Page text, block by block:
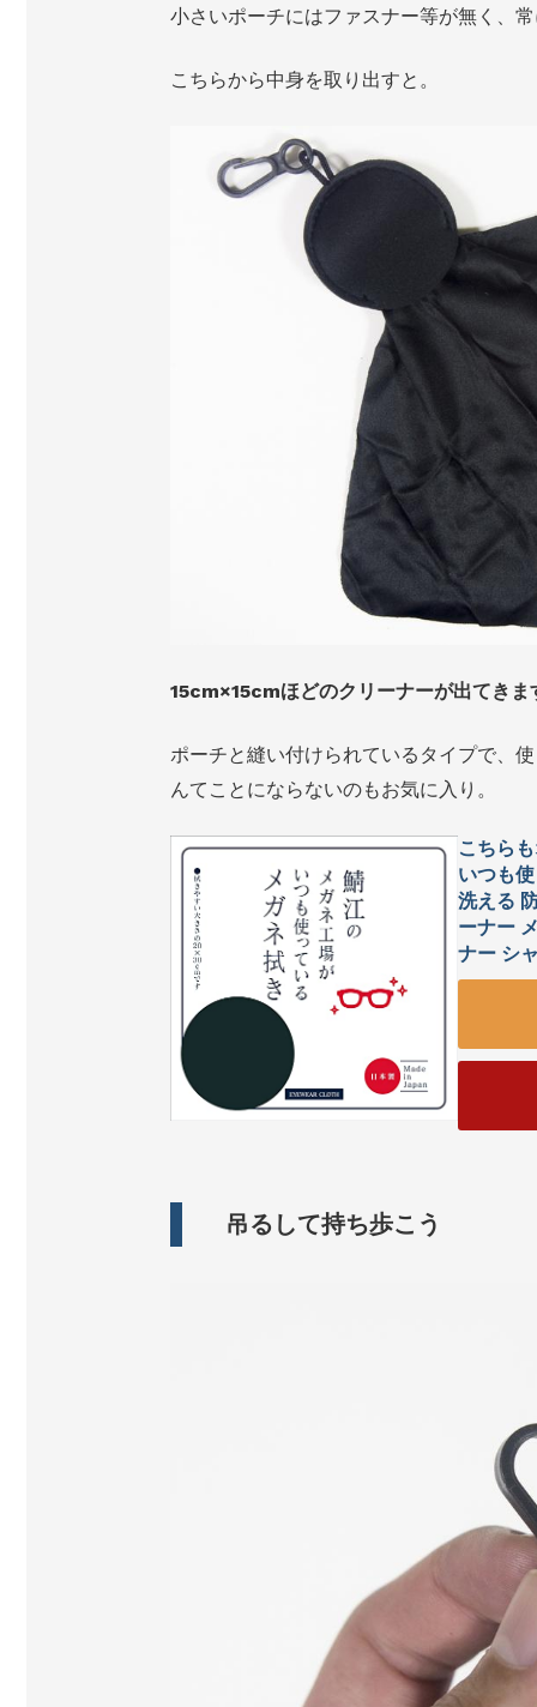
小さいポーチにはファスナー等が無く、
こちらから中身を取り出すと。
15cm×15cmほどのクリーナーが出てきま
ポーチと縫い付けられているタイプで、
んてことにならないのもお気に入り。
こちら
いつも
洗える
ーナー
ナー シ
吊るして持ち歩こう